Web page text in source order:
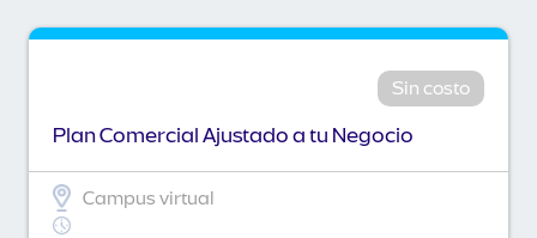
Sin costo
Plan Comercial Ajustado a tu Negocio
Campus virtual